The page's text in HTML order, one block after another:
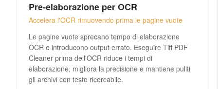
Pre-elaborazione per OCR
Accelera l'OCR rimuovendo prima le pagine vuote
Le pagine vuote sprecano tempo di elaborazione
OCR e introducono output errato. Eseguire Tiff PDF
Cleaner prima dell'OCR riduce i tempi di
elaborazione, migliora la precisione e mantiene puliti
gli archivi con testo ricercabile.